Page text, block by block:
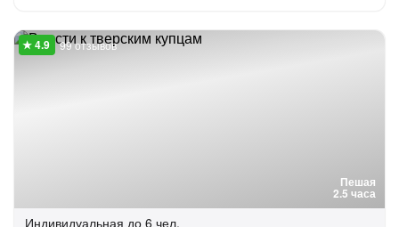
Пешая
2.5 часа
99 отзывов
Индивидуальная до 6 чел.